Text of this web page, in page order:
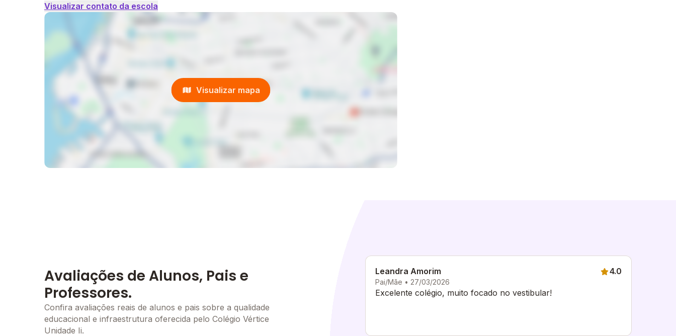
Visualizar contato da escola
Visualizar mapa
Avaliações de Alunos, Pais e
Professores.
Confira avaliações reais de alunos e pais sobre a qualidade
educacional e infraestrutura oferecida pelo Colégio Vértice
Unidade Ii.
Leandra Amorim
Pai/Mãe • 27/03/2026
4.0
Excelente colégio, muito focado no vestibular!